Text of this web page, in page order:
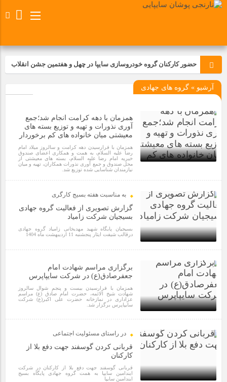
حضور کارکنان گروه خودروسازی سایپا در چهل و هفتمین جشن انقلاب
تجدید بیعت کارکنان شرکت پارس خودرو با آرمان های رهبر کبیر و فقید
مسابقات ورزشی در مگاموتوربا استقبال کارکنان برگزار شد
مراسم عزاداری و ذکرمصیبت سالروز شهادت امام محمدتقی(ع) در
شرکت زامیاد
تجربه‌ای میدانی از صنعت برای دانش‌آموزان فنی‌وحرفه‌ای؛ بازدید
دانش‌آموزان از خطوط تولید مگاموتور
مراسم بزرگداشت سالروز آزادسازی خرمشهر در شرکت پارس خودرو
برگزار شد
مراسم گرامیداشت سالروز آزادسازی خرمشهر در نمازخانه فاطمیه
مگاموتور
تیم شهدای مگاموتور در بزرگترین مسابقات گل کوچک جهان شرکت
آرشیو » گروه های جهادی
همزمان با دهه کرامت انجام شد؛جمع
آوری نذورات و تهیه و توزیع بسته های
معیشتی میان خانواده های کم برخوردار
همزمان با فرارسیدن دهه کرامت و سالروز میلاد امام
رضا علیه السلام، به همت و همکاری اعضای صندوق
خیریه امام رضا علیه السلام، بسته های معیشتی از
محل صندوق و جمع آوری نذورات همکاران، تهیه و میان
نیازمندان شناسایی شده توزیع شد.
1 سال قبل
به مناسبت هفته بسیج کارگری
گزارش تصویری از فعالیت گروه جهادی
بسیجیان شرکت زامیاد
بسیجیان پایگاه شهید مهدیخانی زامیاد گروه جهادی
درقالب شیفت ایثار پنجشنبه 11 اردیبهشت ماه 1404
برگزاری مراسم شهادت امام
جعفرصادق(ع) در شرکت سایپاپرس
همزمان با فرارسیدن بیست و پنجم شوال سالروز
شهادت شیخ الائمه، حضرت امام صادق (ع) مراسم
عزاداری در نمازخانه حضرت علی اکبر(ع) شرکت
سایپاپرس برگزار شد.
در راستای مسئولیت اجتماعی
قربانی کردن گوسفند جهت دفع بلا از
کارکنان
قربانی گوسفند جهت دفع بلا از کارکنان در شرکت
ایندامین سایپا به همت گروه جهادی پایگاه بسیج
ایندامین سایپا